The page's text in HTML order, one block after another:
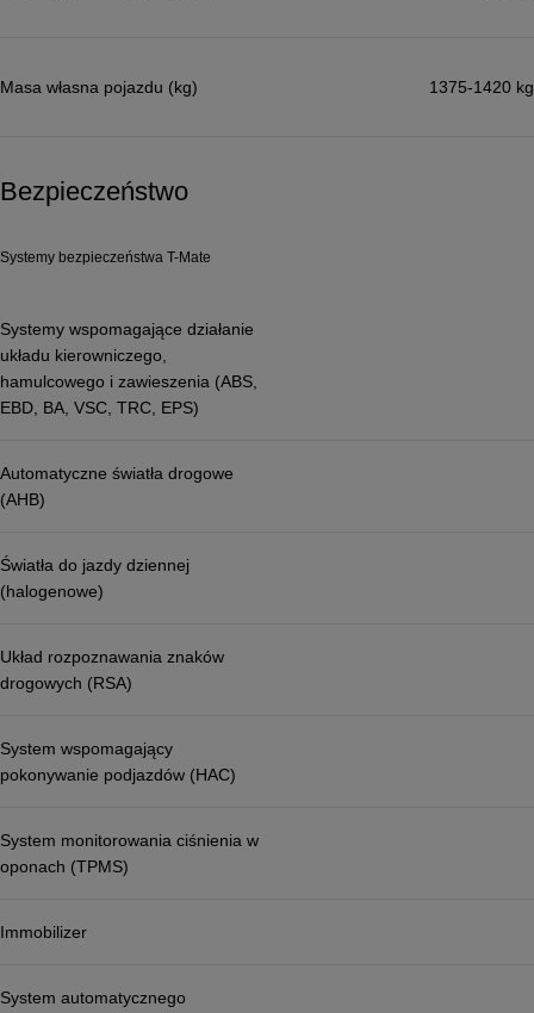
Masa własna pojazdu (kg) 1375-1420 kg
Bezpieczeństwo
Systemy bezpieczeństwa T-Mate
Systemy wspomagające działanie
układu kierowniczego,
hamulcowego i zawieszenia (ABS,
EBD, BA, VSC, TRC, EPS)
Automatyczne światła drogowe
(AHB)
Światła do jazdy dziennej
(halogenowe)
Układ rozpoznawania znaków
drogowych (RSA)
System wspomagający
pokonywanie podjazdów (HAC)
System monitorowania ciśnienia w
oponach (TPMS)
Immobilizer
System automatycznego